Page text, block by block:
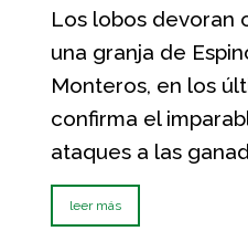
Los lobos devoran
una granja de
Monteros, en los
confirma el
ataques a las
leer más